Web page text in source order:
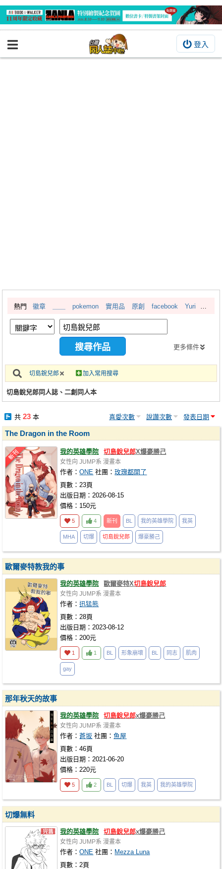
登入
BOOKY書集倉庫
繪圖藝廊
交流中心
攤位轉讓區
會員中心
註冊會員
熱門 徽章 pokemon 實用品 原創 facebook Yuri
更多條件
切島銳兒郎 加入常用搜尋
切島銳兒郎同人誌、二創同人本
共 23本 喜愛次數 說讚次數 發表日期
The Dragon in the Room
我的英雄學院 切島銳兒郎X爆豪勝己
女性向 JUMP系 漫畫本
作者：ONE 社團：玫瑰都開了
頁數：23頁
出版日期：2026-08-15
價格：150元
5 4 新刊 BL 我的英雄學院 我英
MHA 切爆 切島銳兒郎 爆豪勝己
歐爾麥特教我的事
我的英雄學院 歐爾麥特X切島銳兒郎
女性向 JUMP系 漫畫本
作者：迅猛熊
頁數：28頁
出版日期：2023-08-12
價格：200元
1 1 BL 形象崩壞 BL 同志 肌肉
gay
那年秋天的故事
我的英雄學院 切島銳兒郎x爆豪勝己
女性向 JUMP系 漫畫本
作者：蒼坂 社團：魚屋
頁數：46頁
出版日期：2021-06-20
價格：220元
5 2 BL 切爆 我英 我的英雄學院
切爆無料
我的英雄學院 切島銳兒郎x爆豪勝己
女性向 JUMP系 漫畫本
作者：ONE 社團： Mezza Luna
頁數：2頁